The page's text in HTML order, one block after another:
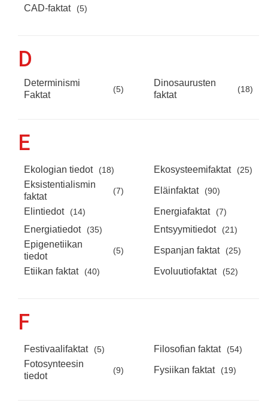
CAD-faktat (5)
D
Determinismi
Faktat
(5)
Dinosaurusten
faktat
(18)
E
Ekologian tiedot (18) Ekosysteemifaktat (25)
Eksistentialismin
faktat
(7) Eläinfaktat (90)
Elintiedot (14) Energiafaktat (7)
Energiatiedot (35) Entsyymitiedot (21)
Epigenetiikan
tiedot
(5) Espanjan faktat (25)
Etiikan faktat (40) Evoluutiofaktat (52)
F
Festivaalifaktat (5) Filosofian faktat (54)
Fotosynteesin
tiedot
(9) Fysiikan faktat (19)